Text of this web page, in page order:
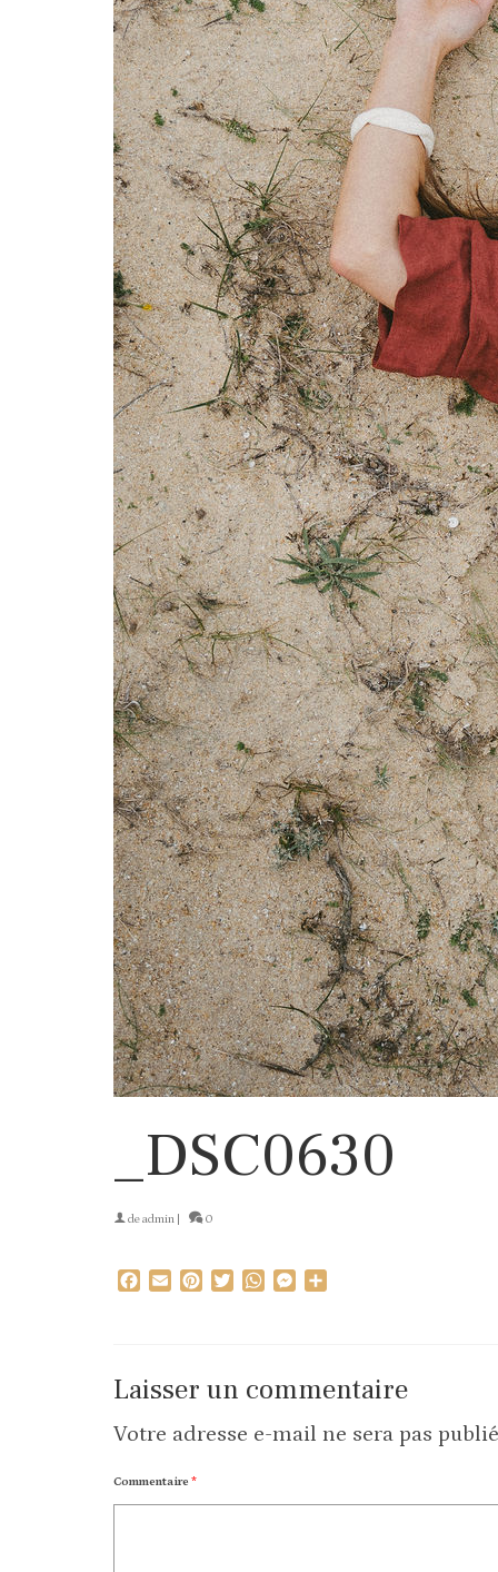
_DSC0630
deadmin 0
Facebook
EmailPinterestTwitterWhatsAppMessenger
Laisser un commentaire
Votre adresse e-mail ne sera pas
Commentaire *